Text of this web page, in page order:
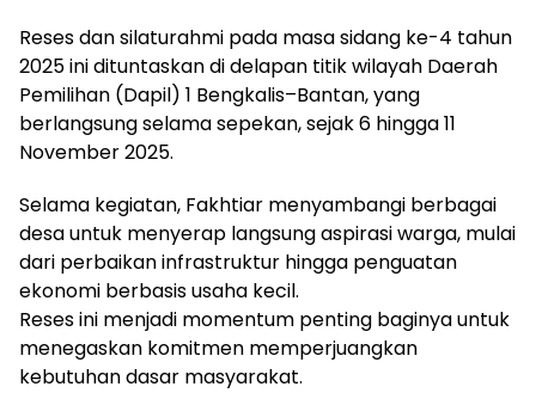
Reses dan silaturahmi pada masa sidang ke-4 tahun
2025 ini dituntaskan di delapan titik wilayah Daerah
Pemilihan (Dapil) 1 Bengkalis–Bantan, yang
berlangsung selama sepekan, sejak 6 hingga 11
November 2025.
Selama kegiatan, Fakhtiar menyambangi berbagai
desa untuk menyerap langsung aspirasi warga, mulai
dari perbaikan infrastruktur hingga penguatan
ekonomi berbasis usaha kecil.
Reses ini menjadi momentum penting baginya untuk
menegaskan komitmen memperjuangkan
kebutuhan dasar masyarakat.